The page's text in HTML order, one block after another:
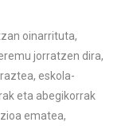
oinarrituta,
jorratzen dira,
eskola-
eta abegikorrak
ematea,